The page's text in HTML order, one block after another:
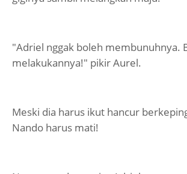
"Adriel nggak boleh membunuhnya.
melakukannya!" pikir Aurel.
Meski dia harus ikut hancur
Nando harus mati!